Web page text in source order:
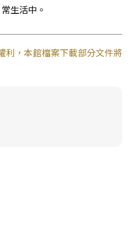
生活中。
利，本館檔案下載部分文件將